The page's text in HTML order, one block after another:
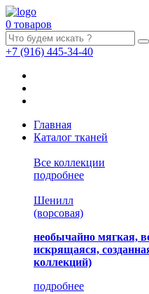
0 товаров
+7 (916) 445-34-40
Главная
Каталог тканей
Все коллекции
подробнее
Шенилл
(ворсовая)
необычайно мягкая,
искрящаяся,
коллекций)
подробнее